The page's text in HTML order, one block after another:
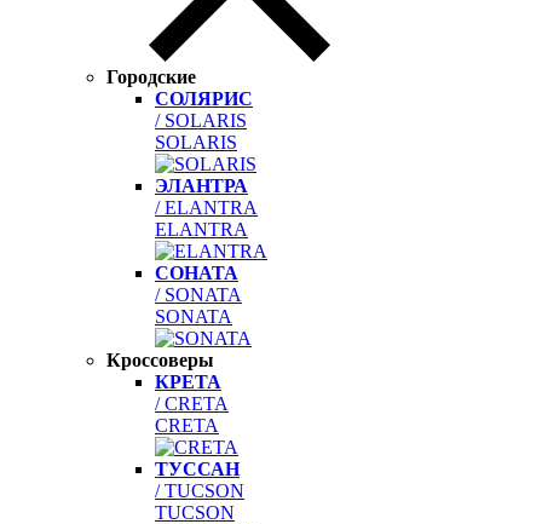
Городские
СОЛЯРИС
/ SOLARIS
SOLARIS
ЭЛАНТРА
/ ELANTRA
ELANTRA
СОНАТА
/ SONATA
SONATA
Кроссоверы
КРЕТА
/ CRETA
CRETA
ТУССАН
/ TUCSON
TUCSON